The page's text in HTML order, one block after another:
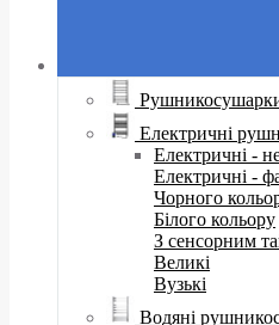
Електричні
Електричні -
Електричні -
Чорного
Білого кольору
З сенсорним
Великі
Вузькі
Водяні